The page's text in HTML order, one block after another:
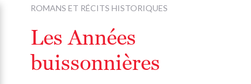
ROMANS ET RÉCITS HISTORIQUES
Les Années
buissonnières